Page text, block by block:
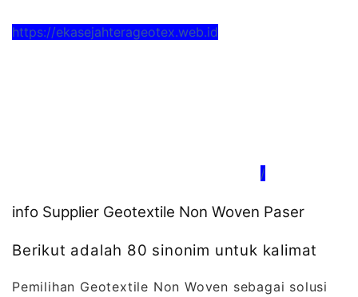
https://ekasejahterageotex.web.id
/
info Supplier Geotextile Non Woven Paser
Berikut adalah 80 sinonim untuk kalimat
Pemilihan Geotextile Non Woven sebagai solusi